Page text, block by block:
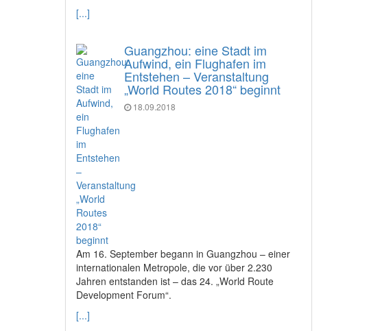
[...]
Guangzhou: eine Stadt im
Aufwind, ein Flughafen im
Entstehen – Veranstaltung
„World Routes 2018“ beginnt
18.09.2018
Am 16. September begann in Guangzhou – einer
internationalen Metropole, die vor über 2.230
Jahren entstanden ist – das 24. „World Route
Development Forum“.
[...]